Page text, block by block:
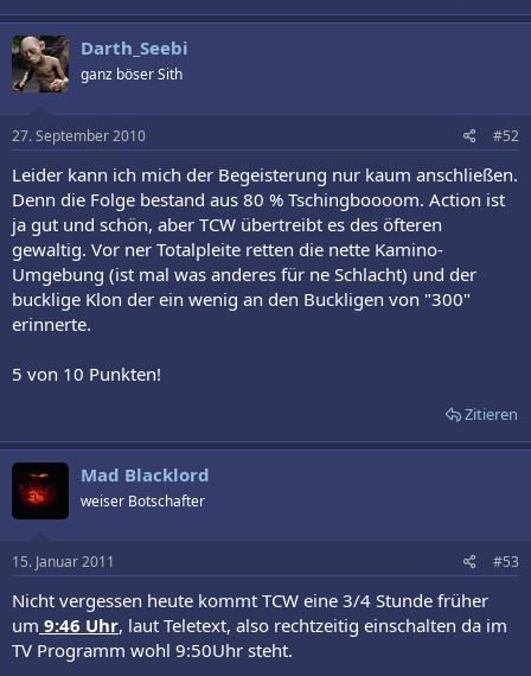
Darth_Seebi
ganz böser Sith
27. September 2010 #52
Leider kann ich mich der Begeisterung nur kaum anschließen.
Denn die Folge bestand aus 80 % Tschingboooom. Action ist
ja gut und schön, aber TCW übertreibt es des öfteren
gewaltig. Vor ner Totalpleite retten die nette Kamino-
Umgebung (ist mal was anderes für ne Schlacht) und der
bucklige Klon der ein wenig an den Buckligen von "300"
erinnerte.
5 von 10 Punkten!
Zitieren
Mad Blacklord
weiser Botschafter
15. Januar 2011 #53
Nicht vergessen heute kommt TCW eine 3/4 Stunde früher
um 9:46 Uhr, laut Teletext, also rechtzeitig einschalten da im
TV Programm wohl 9:50Uhr steht.